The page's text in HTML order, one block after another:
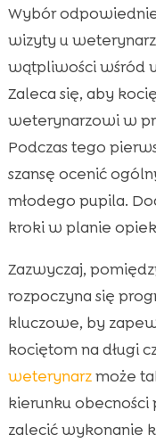
Wybór
wizyty u
wątpliwości wśród
Zaleca się, aby
weterynarzowi w
Podczas tego
szansę ocenić
młodego pupila.
kroki w planie
Zazwyczaj,
rozpoczyna się
kluczowe, by
kociętom na długi
weterynarzmoże
kierunku obecności
zalecić wykonanie